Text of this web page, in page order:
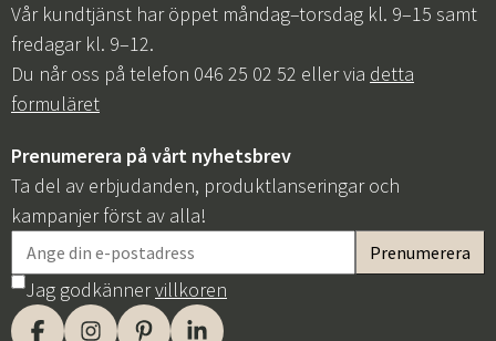
Vår kundtjänst har öppet måndag–torsdag kl. 9–15 samt
fredagar kl. 9–12.
Du når oss på telefon 046 25 02 52 eller via detta
formuläret
Prenumerera på vårt nyhetsbrev
Ta del av erbjudanden, produktlanseringar och
kampanjer först av alla!
Jag godkännervillkoren